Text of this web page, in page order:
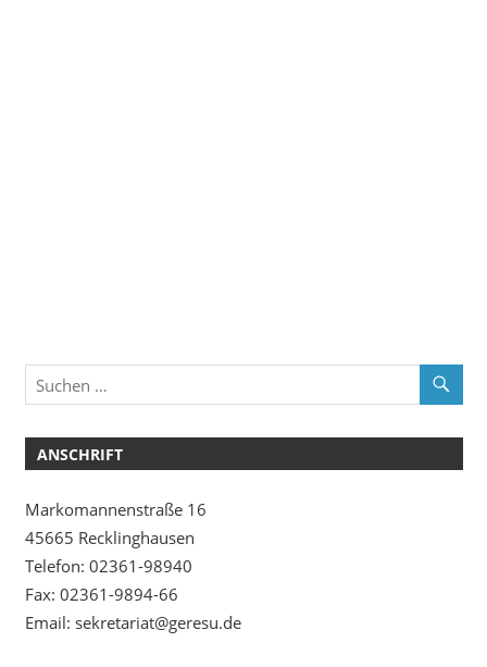
ANSCHRIFT
Markomannenstraße 16
45665 Recklinghausen
Telefon: 02361-98940
Fax: 02361-9894-66
Email: sekretariat@geresu.de